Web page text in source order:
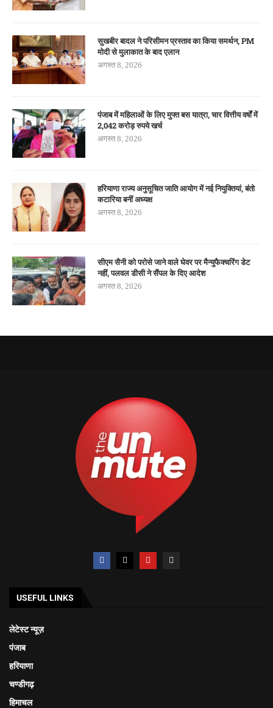
सुखबीर बादल ने परिसीमन प्रस्ताव का किया समर्थन, PM
मोदी से मुलाकात के बाद एलान
अगस्त 8, 2026
पंजाब में महिलाओं के लिए मुफ्त बस यात्रा, चार वित्तीय वर्षों में
2,042 करोड़ रुपये खर्च
अगस्त 8, 2026
हरियाणा राज्य अनुसूचित जाति आयोग में नई नियुक्तियां, बंतो
कटारिया बनीं अध्यक्ष
अगस्त 8, 2026
सीएम सैनी को परोसे जाने वाले घेवर पर मैन्युफैक्चरिंग डेट
नहीं, पलवल डीसी ने सैंपल के दिए आदेश
अगस्त 8, 2026
USEFUL LINKS
लेटेस्ट न्यूज़
पंजाब
हरियाणा
चण्डीगढ़
हिमाचल